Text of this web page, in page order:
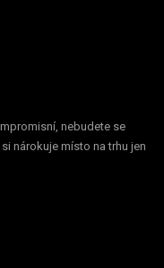
nebudete se
nárokuje místo na trhu jen